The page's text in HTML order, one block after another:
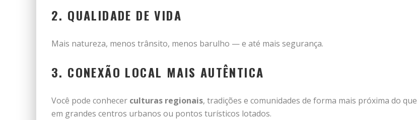
2. QUALIDADE DE VIDA
Mais natureza, menos trânsito, menos barulho — e até mais segurança.
3. CONEXÃO LOCAL MAIS AUTÊNTICA
Você pode conhecer culturas regionais, tradições e comunidades de forma mais próxima do que
em grandes centros urbanos ou pontos turísticos lotados.